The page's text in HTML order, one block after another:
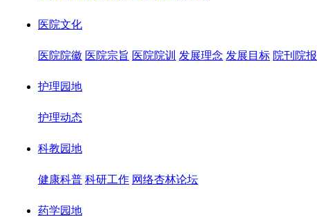
医院文化
医院院徽 医院宗旨 医院院训 发展理念 发展目标 院刊院报
护理园地
护理动态
科教园地
健康科普 科研工作 网络杏林论坛
药学园地